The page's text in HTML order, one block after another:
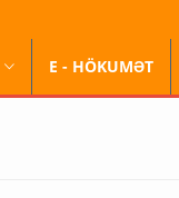
E - HÖKUMƏT